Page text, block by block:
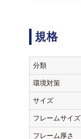
規格
分類
環境対策
サイズ
フレームサイズ
フレーム厚さ